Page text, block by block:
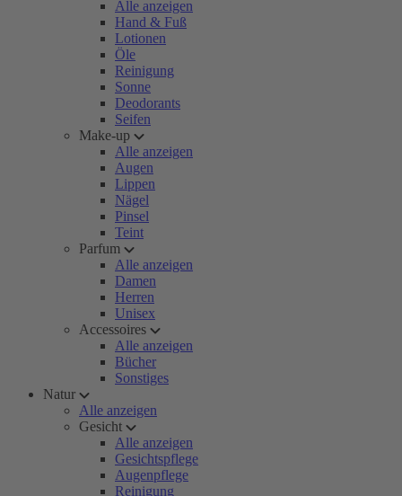
Alle anzeigen
Hand & Fuß
Lotionen
Öle
Reinigung
Sonne
Deodorants
Seifen
Make-up
Alle anzeigen
Augen
Lippen
Nägel
Pinsel
Teint
Parfum
Alle anzeigen
Damen
Herren
Unisex
Accessoires
Alle anzeigen
Bücher
Sonstiges
Natur
Alle anzeigen
Gesicht
Alle anzeigen
Gesichtspflege
Augenpflege
Reinigung